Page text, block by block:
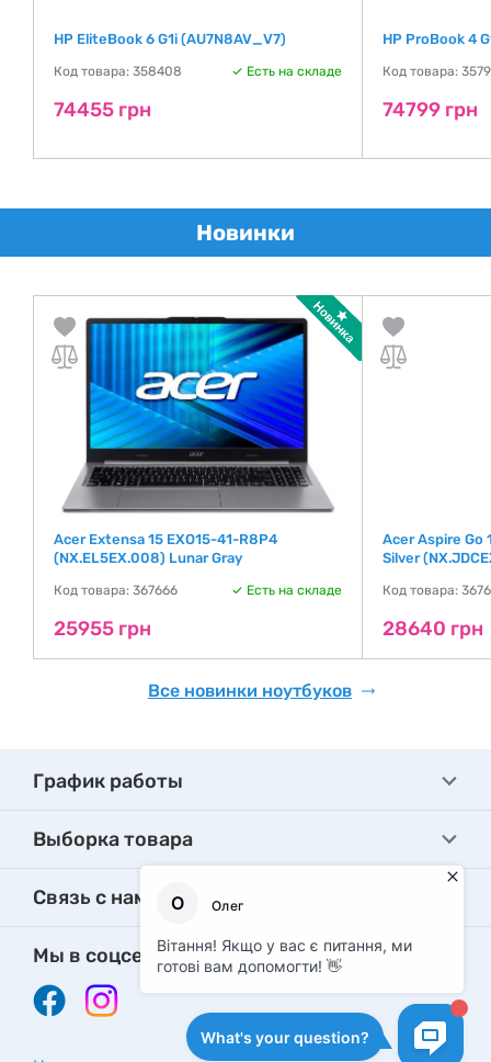
HP EliteBook 6 G1i (AU7N8AV_V7)
Код товара: 358408 Есть на складе
74455 грн
HP ProBook 4
Код товара:
74799 грн
Новинки
Acer Extensa 15 EXO15-41-R8P4
(NX.EL5EX.008) Lunar Gray
Код товара: 367666 Есть на складе
25955 грн
Acer Aspire Go
Silver
Код товара:
28640 грн
Все новинки ноутбуков
График работы
Выборка товара
Связь с нами
Мы в соцсетях